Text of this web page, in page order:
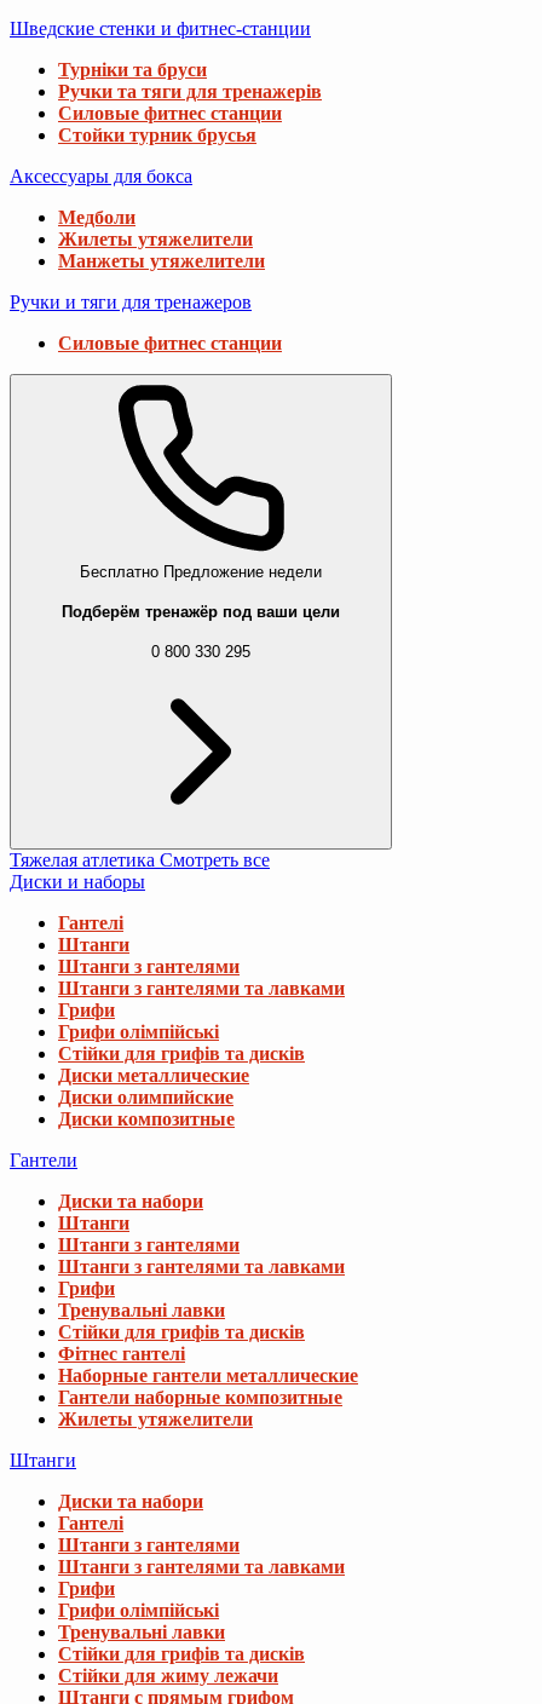
Шведские стенки и фитнес-станции
Турніки та бруси
Ручки та тяги для тренажерів
Силовые фитнес станции
Стойки турник брусья
Аксессуары для бокса
Медболи
Жилеты утяжелители
Манжеты утяжелители
Ручки и тяги для тренажеров
Силовые фитнес станции
Бесплатно Предложение недели
Подберём тренажёр под ваши цели
0 800 330 295
Тяжелая атлетика Смотреть все
Диски и наборы
Гантелі
Штанги
Штанги з гантелями
Штанги з гантелями та лавками
Грифи
Грифи олімпійські
Стійки для грифів та дисків
Диски металлические
Диски олимпийские
Диски композитные
Гантели
Диски та набори
Штанги
Штанги з гантелями
Штанги з гантелями та лавками
Грифи
Тренувальні лавки
Стійки для грифів та дисків
Фітнес гантелі
Наборные гантели металлические
Гантели наборные композитные
Жилеты утяжелители
Штанги
Диски та набори
Гантелі
Штанги з гантелями
Штанги з гантелями та лавками
Грифи
Грифи олімпійські
Тренувальні лавки
Стійки для грифів та дисків
Стійки для жиму лежачи
Штанги с прямым грифом